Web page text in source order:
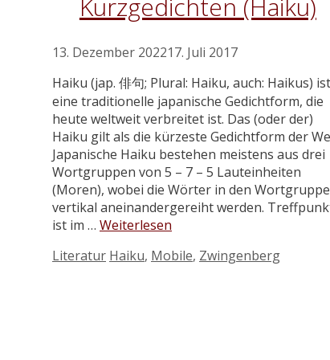
Kurzgedichten (Haiku)
13. Dezember 202217. Juli 2017
Haiku (jap. 俳句; Plural: Haiku, auch: Haikus) ist
eine traditionelle japanische Gedichtform, die
heute weltweit verbreitet ist. Das (oder der)
Haiku gilt als die kürzeste Gedichtform der
Japanische Haiku bestehen meistens aus drei
Wortgruppen von 5 – 7 – 5 Lauteinheiten
(Moren), wobei die Wörter in den
vertikal aneinandergereiht werden.
ist im … Weiterlesen
Kategorien
Literatur Schlagwörter
Haiku, Mobile, Zwingenberg